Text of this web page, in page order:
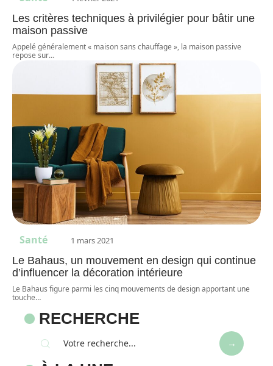
Les critères techniques à privilégier pour bâtir une
maison passive
Appelé généralement « maison sans chauffage », la maison passive
repose sur…
Santé 1 mars 2021
Le Bahaus, un mouvement en design qui continue
d’influencer la décoration intérieure
Le Bahaus figure parmi les cinq mouvements de design apportant une
touche…
RECHERCHE